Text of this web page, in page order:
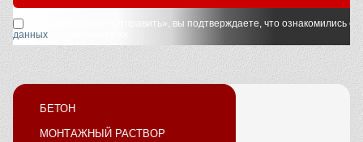
Нажимая кнопку «Отправить», вы подтверждаете, что ознакомились с
данных
БЕТОН
МОНТАЖНЫЙ РАСТВОР